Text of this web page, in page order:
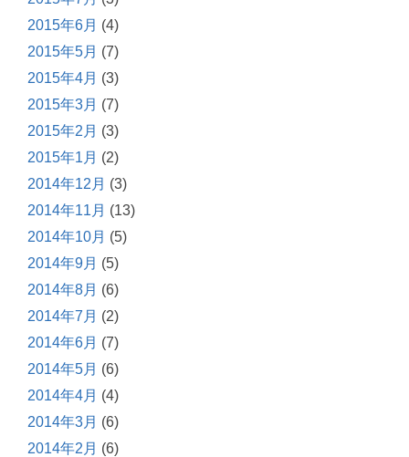
2015年6月 (4)
2015年5月 (7)
2015年4月 (3)
2015年3月 (7)
2015年2月 (3)
2015年1月 (2)
2014年12月 (3)
2014年11月 (13)
2014年10月 (5)
2014年9月 (5)
2014年8月 (6)
2014年7月 (2)
2014年6月 (7)
2014年5月 (6)
2014年4月 (4)
2014年3月 (6)
2014年2月 (6)